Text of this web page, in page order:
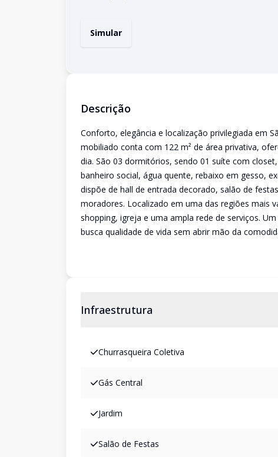
Simular
Descrição
Conforto, elegância e localização privilegiada em
mobiliado conta com 122 m² de área privativa,
dia. São 03 dormitórios, sendo 01 suíte com
banheiro social, água quente, rebaixo em gesso,
dispõe de hall de entrada decorado, salão de
moradores. Localizado em uma das regiões mais
shopping, igreja e uma ampla rede de serviços.
busca qualidade de vida sem abrir mão da
Infraestrutura
Churrasqueira Coletiva
Gás Central
Jardim
Salão de Festas